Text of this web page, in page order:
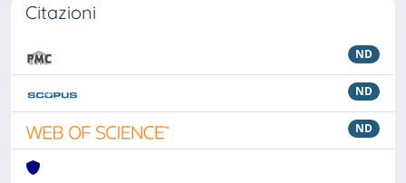
Citazioni
ND
ND
ND